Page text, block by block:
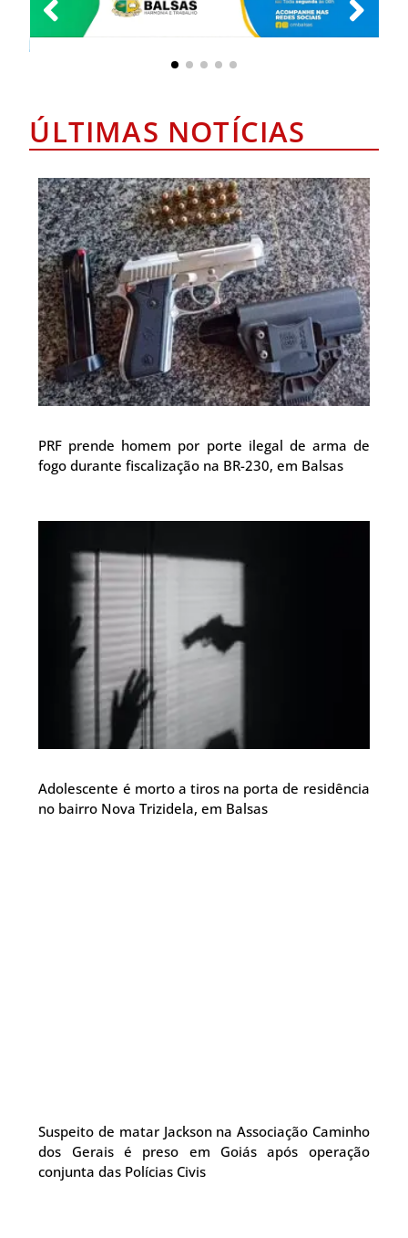
ÚLTIMAS NOTÍCIAS
PRF prende homem por porte ilegal de arma de
fogo durante fiscalização na BR-230, em Balsas
Adolescente é morto a tiros na porta de residência
no bairro Nova Trizidela, em Balsas
Suspeito de matar Jackson na Associação Caminho
dos Gerais é preso em Goiás após operação
conjunta das Polícias Civis